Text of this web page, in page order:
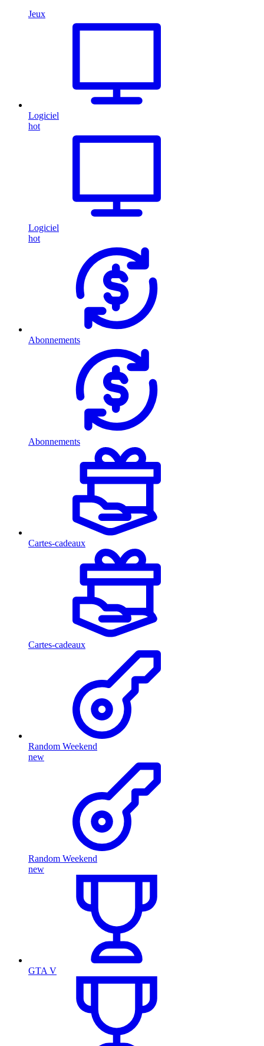
Jeux
Logiciel
hot
Logiciel
hot
Abonnements
Abonnements
Cartes-cadeaux
Cartes-cadeaux
Random Weekend
new
Random Weekend
new
GTA V